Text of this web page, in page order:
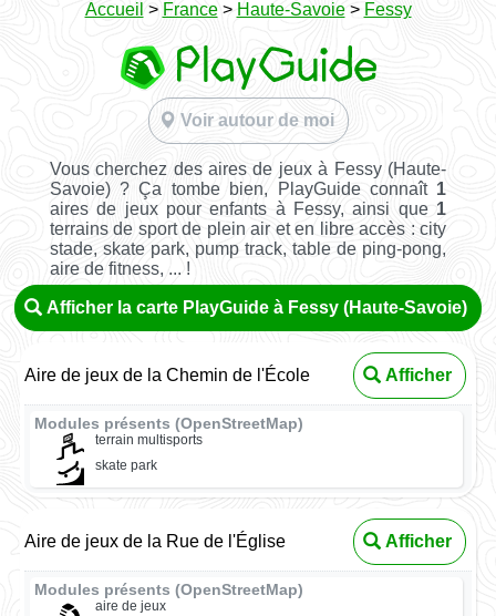
Accueil > France> Haute-Savoie> Fessy
Voir autour de moi
Vous cherchez des aires de jeux à Fessy (Haute-
Savoie) ? Ça tombe bien, PlayGuide connaît 1
aires de jeux pour enfants à Fessy, ainsi que 1
terrains de sport de plein air et en libre accès : city
stade, skate park, pump track, table de ping-pong,
aire de fitness, ... !
Afficher la carte PlayGuide à Fessy (Haute-Savoie)
Aire de jeux de la Chemin de l'École Afficher
Modules présents (OpenStreetMap)
terrain multisports
skate park
Aire de jeux de la Rue de l'Église Afficher
Modules présents (OpenStreetMap)
aire de jeux